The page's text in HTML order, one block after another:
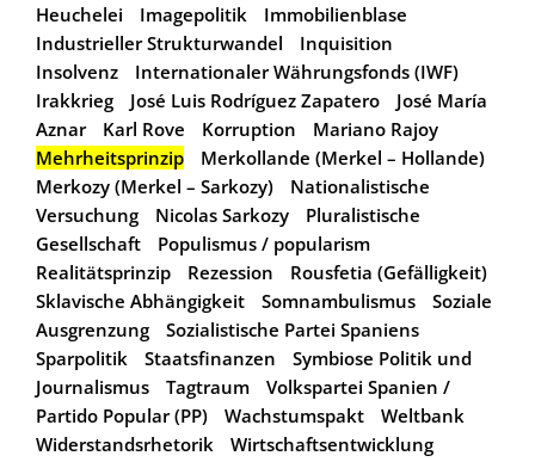
Heuchelei
Imagepolitik
Immobilienblase
Industrieller Strukturwandel
Inquisition
Insolvenz
Internationaler Währungsfonds (IWF)
Irakkrieg
José Luis Rodríguez Zapatero
José María
Aznar
Karl Rove Korruption
Mariano Rajoy
Mehrheitsprinzip
Merkollande (Merkel – Hollande)
Merkozy (Merkel – Sarkozy)
Nationalistische
Versuchung
Nicolas Sarkozy
Pluralistische
Gesellschaft
Populismus / popularism
Realitätsprinzip
Rezession
Rousfetia (Gefälligkeit)
Sklavische Abhängigkeit
Somnambulismus
Soziale
Ausgrenzung
Sozialistische Partei Spaniens
Sparpolitik
Staatsfinanzen
Symbiose Politik und
Journalismus
Tagtraum
Volkspartei Spanien /
Partido Popular (PP)
Wachstumspakt
Weltbank
Widerstandsrhetorik
Wirtschaftsentwicklung